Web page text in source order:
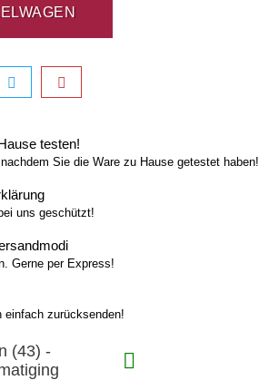
testen!
Sie die Ware zu Hause getestet haben!
uns geschützt!
Gerne per Express!
einfach zurücksenden!
(43) -
